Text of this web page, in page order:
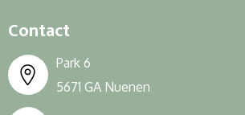
Contact
Park 6
5671 GA Nuenen